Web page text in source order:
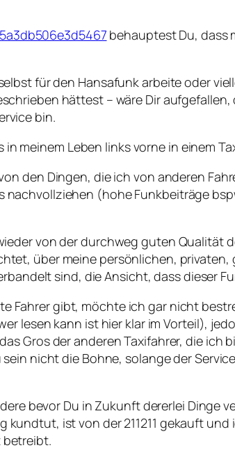
behauptest Du, dass
für den Hansafunk arbeite oder
hättest – wäre Dir aufgefallen,
bin.
meinem Leben links vorne in einem
den Dingen, die ich von anderen
(hohe Funkbeiträge
von der durchweg guten Qualität
über meine persönlichen, privaten,
sind, die Ansicht, dass dieser
Fahrer gibt, möchte ich gar nicht
lesen kann ist hier klar im Vorteil),
Gros der anderen Taxifahrer, die ich
nicht die Bohne, solange der
bevor Du in Zukunft dererlei Dinge
ist von der 211211 gekauft
betreibt.